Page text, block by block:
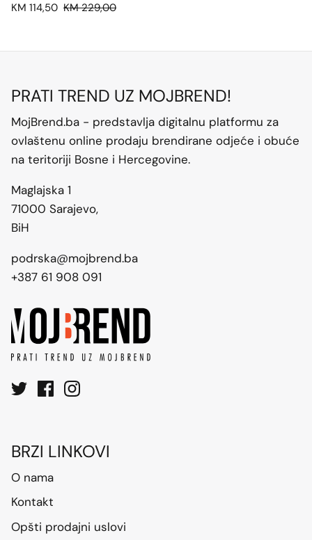
KM 114,50 KM 229,00
PRATI TREND UZ MOJBREND!
MojBrend.ba - predstavlja digitalnu platformu za
ovlaštenu online prodaju brendirane odjeće i obuće
na teritoriji Bosne i Hercegovine.
Maglajska 1
71000 Sarajevo,
BiH
podrska@mojbrend.ba
+387 61 908 091
BRZI LINKOVI
O nama
Kontakt
Opšti prodajni uslovi